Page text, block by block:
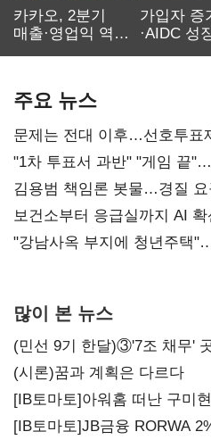
카카오, 2분기
매출·영업익 역대
가입자 증
·AIDC 성
주요 뉴스
문제는 전대 이후…선호투표
불복'
"1차 투표서 과반" "게임 끝
김용범 책임론 봇물…경질 요
보건소부터 응급실까지 AI
"강남사옥 부지에 청년주택
많이 본 뉴스
(민선 9기 한달)③'7조 채무'
20년만에 '비상재정' 선언 승부
(시론)꿈과 계획은 다르다
[IB토마토]아워홈 떠난 구미
가족 지배체제 구축
[IB토마토]JB금융 RORWA